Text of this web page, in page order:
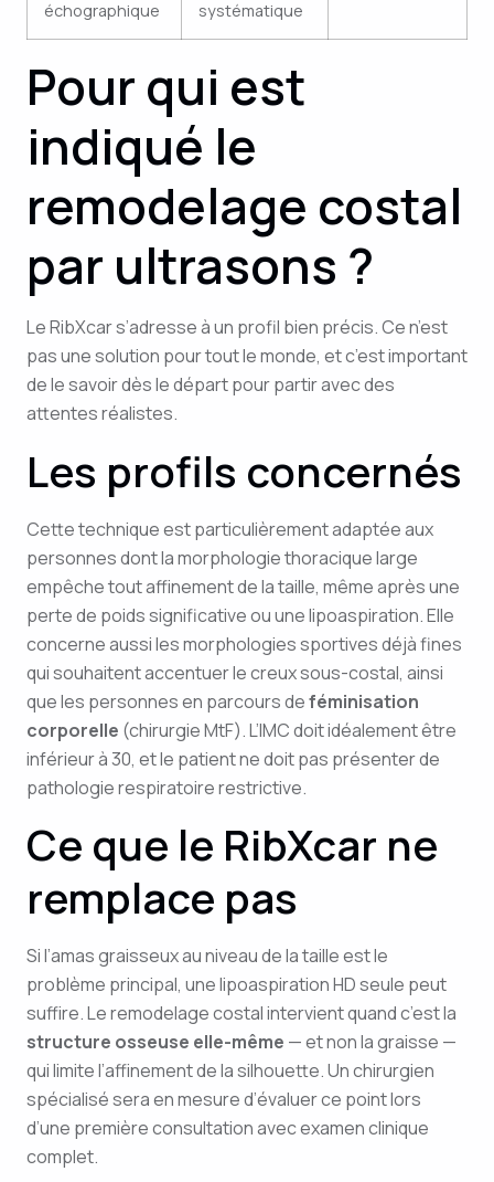
échographique systématique
Pour qui est
indiqué le
remodelage costal
par ultrasons ?
Le RibXcar s’adresse à un profil bien précis. Ce n’est
pas une solution pour tout le monde, et c’est important
de le savoir dès le départ pour partir avec des
attentes réalistes.
Les profils concernés
Cette technique est particulièrement adaptée aux
personnes dont la morphologie thoracique large
empêche tout affinement de la taille, même après une
perte de poids significative ou une lipoaspiration. Elle
concerne aussi les morphologies sportives déjà fines
qui souhaitent accentuer le creux sous-costal, ainsi
que les personnes en parcours deféminisation
corporelle (chirurgie MtF). L’IMC doit idéalement être
inférieur à 30, et le patient ne doit pas présenter de
pathologie respiratoire restrictive.
Ce que le RibXcar ne
remplace pas
Si l’amas graisseux au niveau de la taille est le
problème principal, une lipoaspiration HD seule peut
suffire. Le remodelage costal intervient quand c’est la
structure osseuse elle-même — et non la graisse —
qui limite l’affinement de la silhouette. Un chirurgien
spécialisé sera en mesure d’évaluer ce point lors
d’une première consultation avec examen clinique
complet.